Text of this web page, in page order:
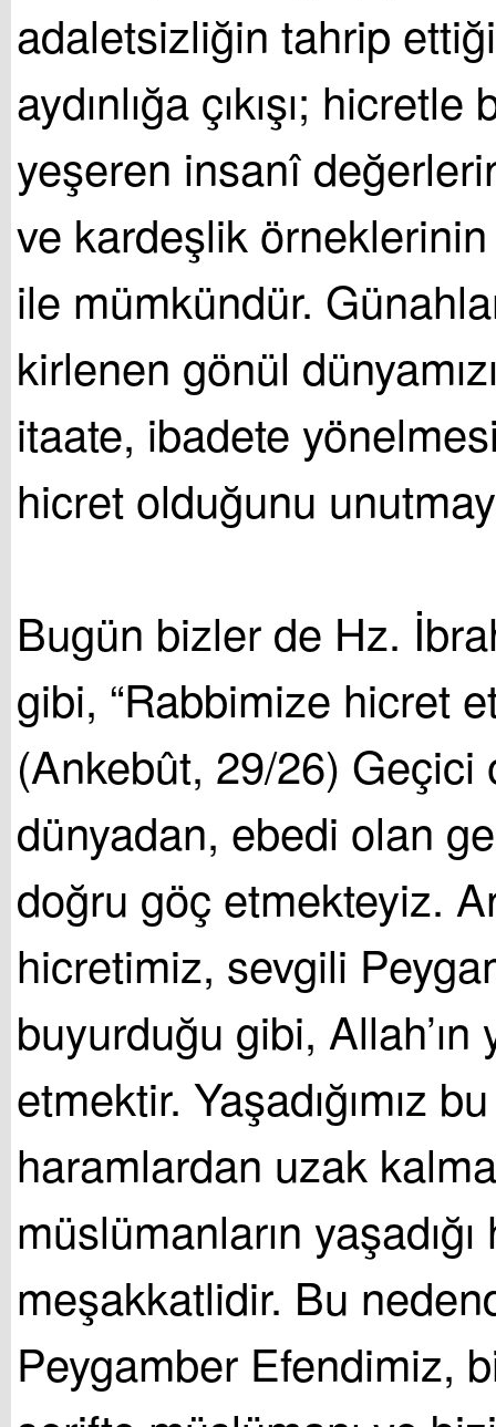
adaletsizliğin tahrip ettiği
aydınlığa çıkışı;
yeşeren insanî
ve kardeşlik örneklerinin
ile mümkündür.
kirlenen gönül
itaate, ibadete
hicret olduğunu
Bugün bizler de Hz.
gibi, “Rabbimize hicret
(Ankebût, 29/26) Geçici
dünyadan, ebedi olan
doğru göç etmekteyiz.
hicretimiz, sevgili
buyurduğu gibi, Allah’ın
etmektir. Yaşadığımız
haramlardan uzak
müslümanların
meşakkatlidir. Bu
Peygamber Efendimiz,